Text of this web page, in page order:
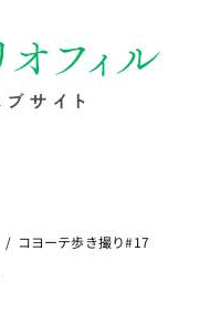
コヨーテ歩き撮り#17